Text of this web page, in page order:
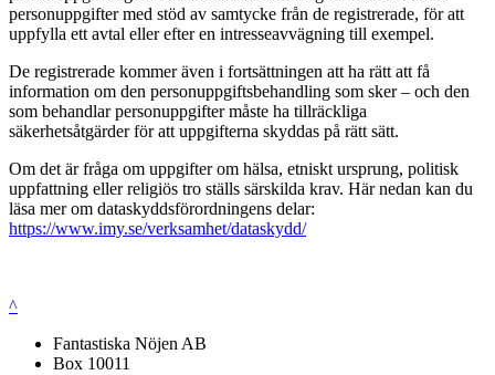
personuppgifter med stöd av samtycke från de registrerade, för att
uppfylla ett avtal eller efter en intresseavvägning till exempel.
De registrerade kommer även i fortsättningen att ha rätt att få
information om den personuppgiftsbehandling som sker – och den
som behandlar personuppgifter måste ha tillräckliga
säkerhetsåtgärder för att uppgifterna skyddas på rätt sätt.
Om det är fråga om uppgifter om hälsa, etniskt ursprung, politisk
uppfattning eller religiös tro ställs särskilda krav. Här nedan kan du
läsa mer om dataskyddsförordningens delar:
https://www.imy.se/verksamhet/dataskydd/
^
Fantastiska Nöjen AB
Box 10011